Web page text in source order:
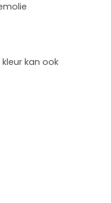
kan ook